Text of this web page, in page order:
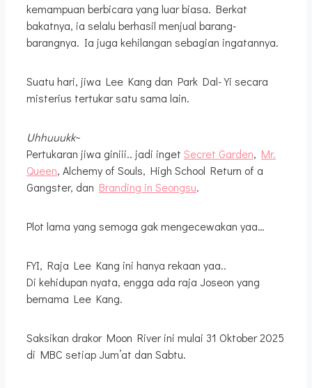
kemampuan berbicara yang luar biasa. Berkat
bakatnya, ia selalu berhasil menjual barang-
barangnya. Ia juga kehilangan sebagian ingatannya.
Suatu hari, jiwa Lee Kang dan Park Dal-Yi secara
misterius tertukar satu sama lain.
Uhhuuukk~
Pertukaran jiwa giniii.. jadi inget Secret Garden, Mr.
Queen, Alchemy of Souls, High School Return of a
Gangster, dan Branding in Seongsu.
Plot lama yang semoga gak mengecewakan yaa…
FYI, Raja Lee Kang ini hanya rekaan yaa..
Di kehidupan nyata, engga ada raja Joseon yang
bernama Lee Kang.
Saksikan drakor Moon River ini mulai 31 Oktober 2025
di MBC setiap Jum’at dan Sabtu.